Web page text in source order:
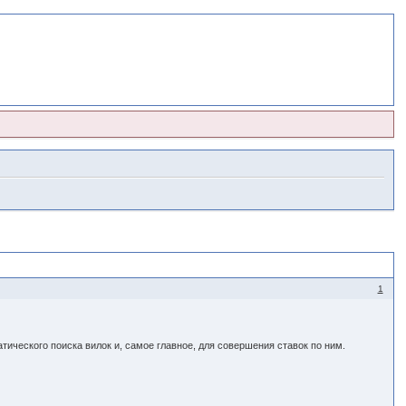
1
поиска вилок и, самое главное, для совершения ставок по ним.